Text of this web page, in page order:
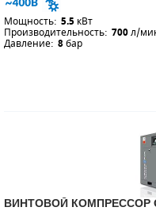
Мощность: 5.5 кВт
Производительность: 700л/
Давление: 8бар
ВИНТОВОЙ КОМПРЕССОР
ШЛАНГИ ДЛЯ МОТОПОМП
ДЛЯ ВАКУУМНЫХ НАСОСОВ